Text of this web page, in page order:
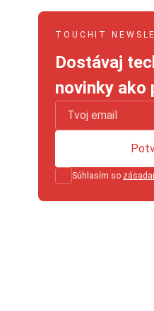
TOUCHIT
Dostávaj
novinky ako
Súhlasím so